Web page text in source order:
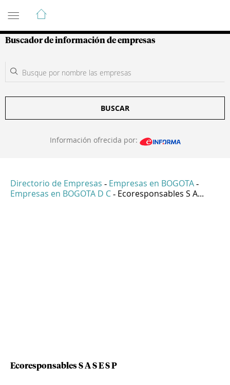
Guía de Empresas Colombianas
Buscador de información de empresas
BUSCAR
Información ofrecida por:
Directorio de Empresas - Empresas en BOGOTA -
Empresas en BOGOTA D C - Ecoresponsables S A...
Ecoresponsables S A S E S P